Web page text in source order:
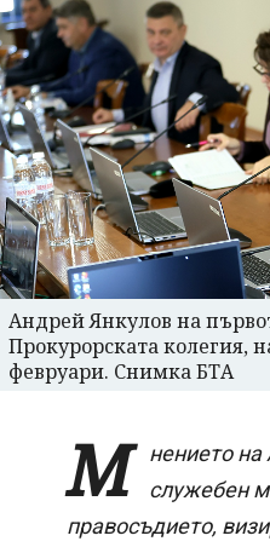
Андрей Янкулов на
Прокурорската колегия,
февруари. Снимка БТА
М
нението
служебен
правосъдието,